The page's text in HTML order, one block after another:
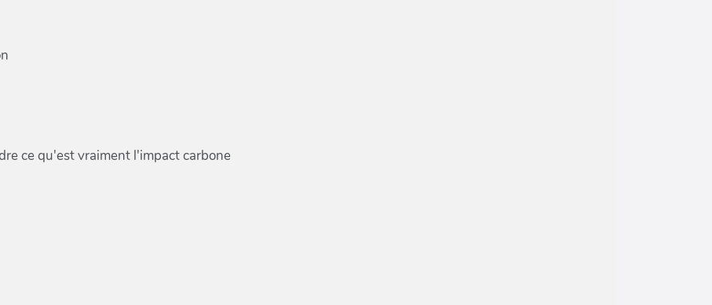
ce qu'est vraiment l'impact carbone